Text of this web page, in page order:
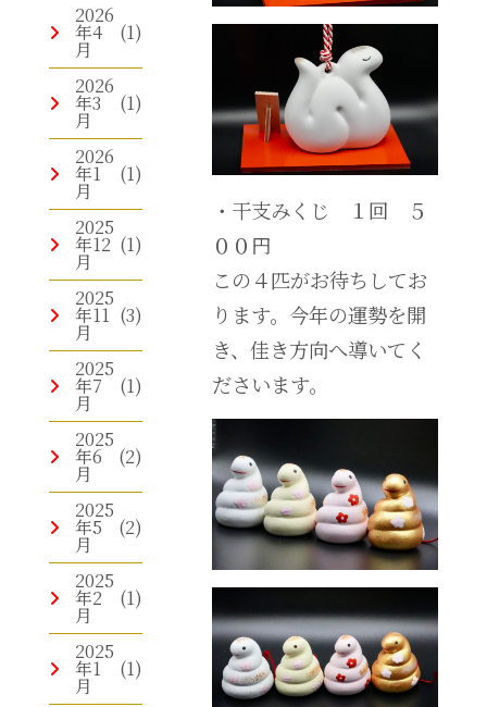
2026
年4
月
(1)
2026
年3
月
(1)
2026
年1
月
(1)
2025
年12
月
(1)
2025
年11
月
(3)
2025
年7
月
(1)
2025
年6
月
(2)
2025
年5
月
(2)
2025
年2
月
(1)
2025
年1
月
(1)
・干支みくじ １回 ５
００円
この４匹がお待ちしてお
ります。今年の運勢を開
き、佳き方向へ導いてく
ださいます。